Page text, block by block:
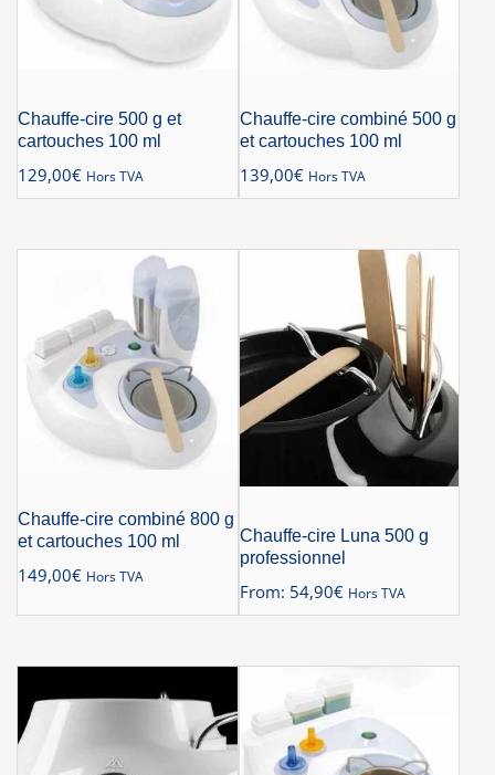
Chauffe-cire 500 g et
cartouches 100 ml
129,00€ Hors TVA
Chauffe-cire combiné 500 g
et cartouches 100 ml
139,00€ Hors TVA
Chauffe-cire combiné 800 g
et cartouches 100 ml
149,00€ Hors TVA
Chauffe-cire Luna 500 g
professionnel
From: 54,90€ Hors TVA